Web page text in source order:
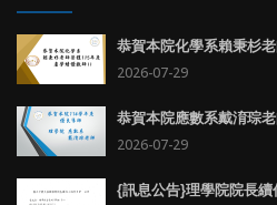
恭賀本院化學系賴秉杉
2026-07-29
恭賀本院應數系戴淯琮
2026-07-29
{訊息公告}理學院院長續